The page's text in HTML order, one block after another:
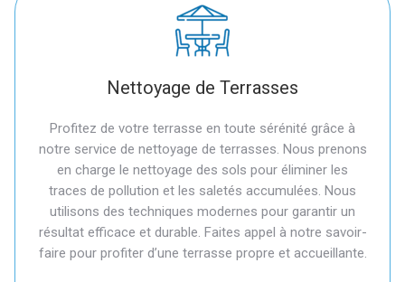
Nettoyage de Terrasses
Profitez de votre terrasse en toute sérénité grâce à
notre service de nettoyage de terrasses. Nous prenons
en charge le nettoyage des sols pour éliminer les
traces de pollution et les saletés accumulées. Nous
utilisons des techniques modernes pour garantir un
résultat efficace et durable. Faites appel à notre savoir-
faire pour profiter d’une terrasse propre et accueillante.